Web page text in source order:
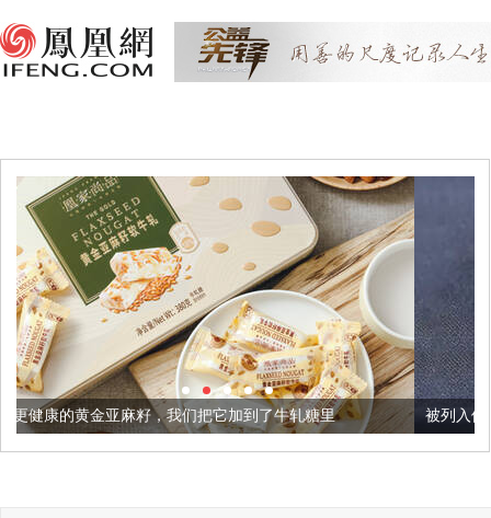
我们把它加到了牛轧糖里 被列入佛家七宝的它到底有多